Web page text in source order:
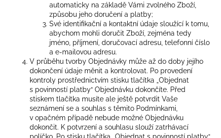
automaticky na základě Vámi zvolného Zboží,
způsobu jeho doručení a platby;
Své identifikační a kontaktní údaje sloužící k tomu,
abychom mohli doručit Zboží, zejména tedy
jméno, příjmení, doručovací adresu, telefonní číslo
a e-mailovou adresu.
V průběhu tvorby Objednávky může až do doby jejího
dokončení údaje měnit a kontrolovat. Po provedení
kontroly prostřednictvím stisku tlačítka „Objednat
s povinností platby“ Objednávku dokončíte. Před
stiskem tlačítka musíte ale ještě potvrdit Vaše
seznámení se a souhlas s těmito Podmínkami,
v opačném případě nebude možné Objednávku
dokončit. K potvrzení a souhlasu slouží zatrhávací
políčko. Po stisku tlačítka „Objednat s povinností platby“